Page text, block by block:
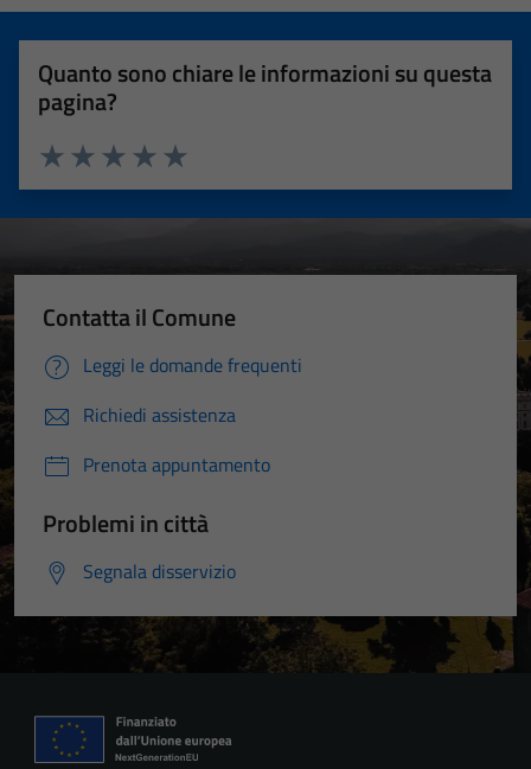
Quanto sono chiare le informazioni su questa
pagina?
Valuta 5 stelle su 5
Valuta 4 stelle su 5
Valuta 3 stelle su 5
Valuta 2 stelle su 5
Valuta 1 stelle su 5
Contatta il Comune
Leggi le domande frequenti
Richiedi assistenza
Prenota appuntamento
Problemi in città
Segnala disservizio